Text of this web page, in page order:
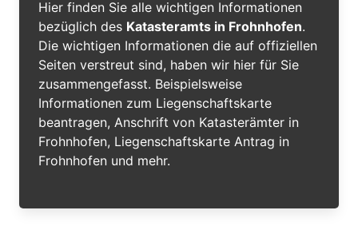
Hier finden Sie alle wichtigen Informationen
bezüglich des Katasteramts in Frohnhofen.
Die wichtigen Informationen die auf offiziellen
Seiten verstreut sind, haben wir hier für Sie
zusammengefasst. Beispielsweise
Informationen zum Liegenschaftskarte
beantragen, Anschrift von Katasterämter in
Frohnhofen, Liegenschaftskarte Antrag in
Frohnhofen und mehr.